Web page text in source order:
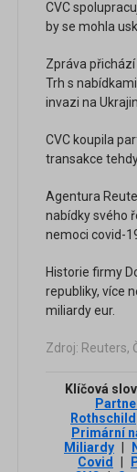
CVC
by se mohla
Zpráva
Trh s
invazi na
CVC koupila
transakce
Agentura
nabídky svého
nemoci covid-
Historie firmy
republiky, více
miliardy eur.
Zdroj: Reuters,
Klíčová
Rothschild
Primární
Miliardy
Covid